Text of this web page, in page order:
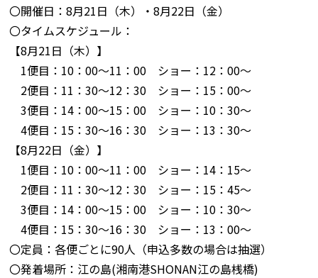
〇開催日：8月21日（木）・8月22日（金）
〇タイムスケジュール：
【8月21日（木）】
1便目：10：00～11：00 ショー：12：00～
2便目：11：30～12：30 ショー：15：00～
3便目：14：00～15：00 ショー：10：30～
4便目：15：30～16：30 ショー：13：30～
【8月22日（金）】
1便目：10：00～11：00 ショー：14：15～
2便目：11：30～12：30 ショー：15：45～
3便目：14：00～15：00 ショー：10：30～
4便目：15：30～16：30 ショー：13：00～
〇定員：各便ごとに90人（申込多数の場合は抽選）
〇発着場所：江の島(湘南港SHONAN江の島桟橋)